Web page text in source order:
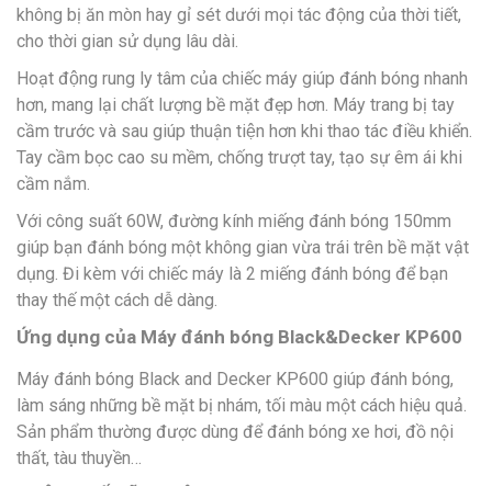
không bị ăn mòn hay gỉ sét dưới mọi tác động của thời tiết,
cho thời gian sử dụng lâu dài.
Hoạt động rung ly tâm của chiếc máy giúp đánh bóng nhanh
hơn, mang lại chất lượng bề mặt đẹp hơn. Máy trang bị tay
cầm trước và sau giúp thuận tiện hơn khi thao tác điều khiển.
Tay cầm bọc cao su mềm, chống trượt tay, tạo sự êm ái khi
cầm nắm.
Với công suất 60W, đường kính miếng đánh bóng 150mm
giúp bạn đánh bóng một không gian vừa trái trên bề mặt vật
dụng. Đi kèm với chiếc máy là 2 miếng đánh bóng để bạn
thay thế một cách dễ dàng.
Ứng dụng của Máy đánh bóng Black&Decker KP600
Máy đánh bóng Black and Decker KP600 giúp đánh bóng,
làm sáng những bề mặt bị nhám, tối màu một cách hiệu quả.
Sản phẩm thường được dùng để đánh bóng xe hơi, đồ nội
thất, tàu thuyền…